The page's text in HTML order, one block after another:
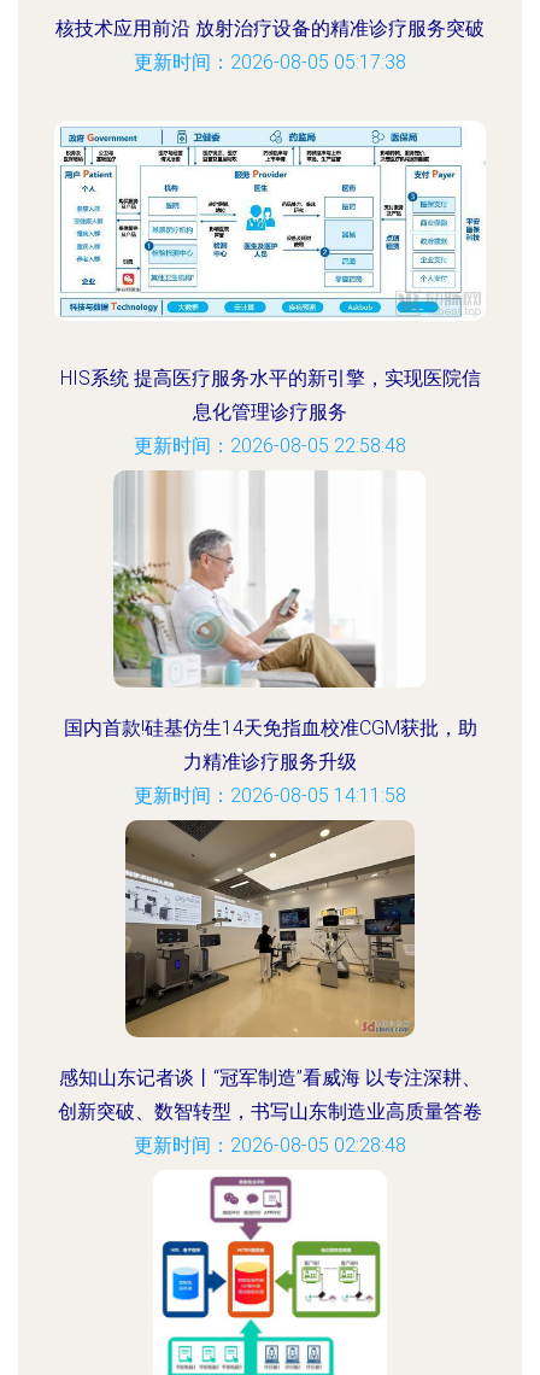
核技术应用前沿 放射治疗设备的精准诊疗服务突破
更新时间：2026-08-05 05:17:38
HIS系统 提高医疗服务水平的新引擎，实现医院信
息化管理诊疗服务
更新时间：2026-08-05 22:58:48
国内首款!硅基仿生14天免指血校准CGM获批，助
力精准诊疗服务升级
更新时间：2026-08-05 14:11:58
感知山东记者谈丨“冠军制造”看威海 以专注深耕、
创新突破、数智转型，书写山东制造业高质量答卷
更新时间：2026-08-05 02:28:48